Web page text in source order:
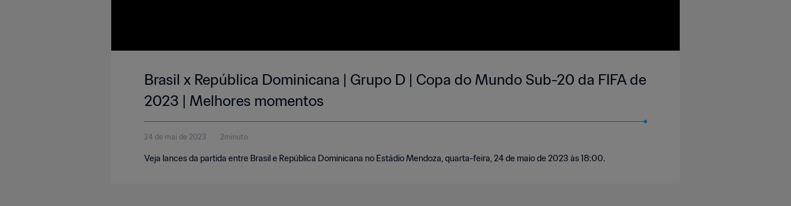
Brasil x República Dominicana | Grupo D | Copa do Mundo Sub-20 da FIFA de
2023 | Melhores momentos
24 de mai de 2023 2minuto
Veja lances da partida entre Brasil e República Dominicana no Estádio Mendoza, quarta-feira, 24 de maio de 2023 às 18:00.